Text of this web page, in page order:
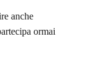
anche
ormai